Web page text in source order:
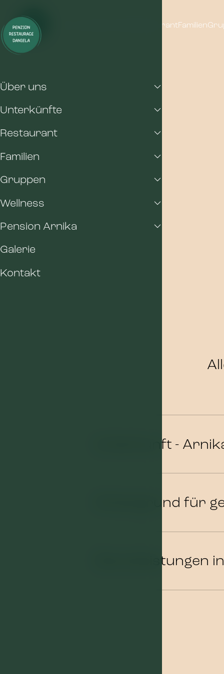
RestaurantFamilien
Über uns
Unterkünfte
Restaurant
Familien
Gruppen
Wellness
Pension Arnika
Galerie
Kontakt
Unterkunft -
Hintergrund für
Dienstleistungen